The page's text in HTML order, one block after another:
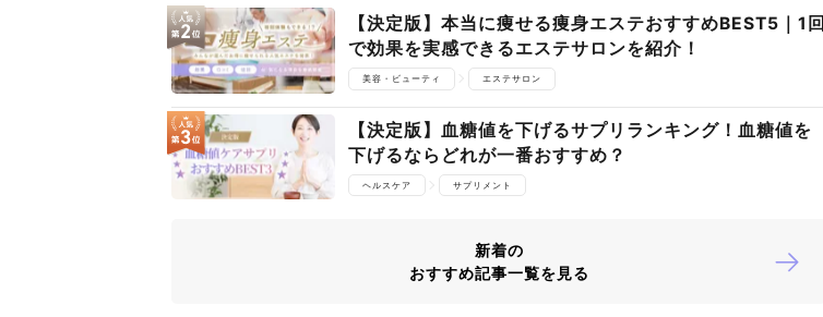
【決定版】本当に痩せる痩身エステおすすめBEST5｜1回
で効果を実感できるエステサロンを紹介！
美容・ビューティ エステサロン
【決定版】血糖値を下げるサプリランキング！血糖値を
下げるならどれが一番おすすめ？
ヘルスケア サプリメント
新着の
おすすめ記事一覧を見る